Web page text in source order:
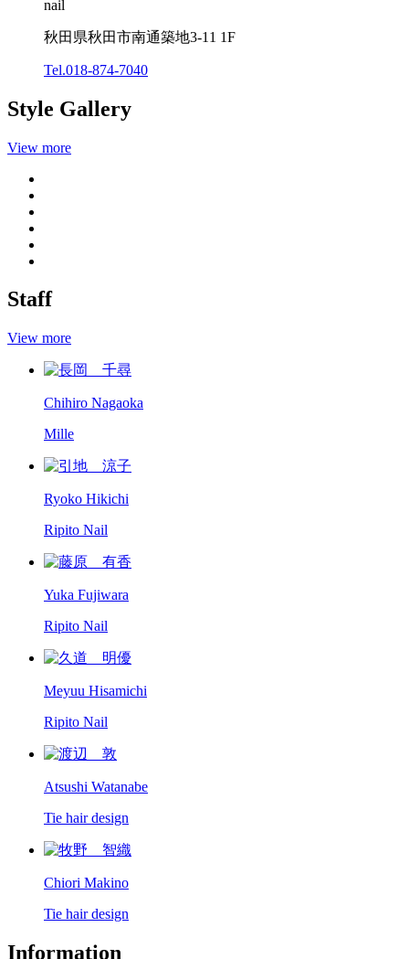
nail
秋田県秋田市南通築地3-11 1F
Tel.018-874-7040
Style Gallery
View more
Staff
View more
Chihiro Nagaoka
Mille
Ryoko Hikichi
Ripito Nail
Yuka Fujiwara
Ripito Nail
Meyuu Hisamichi
Ripito Nail
Atsushi Watanabe
Tie hair design
Chiori Makino
Tie hair design
Information